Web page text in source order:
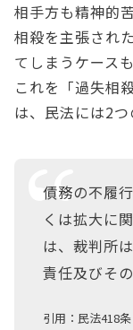
相手方も精神的
相殺を主張され
てしまうケース
これを「過失相
は、民法には2つ
債務の不履
くは拡大に
は、裁判所
責任及びそ
引用：民法418条